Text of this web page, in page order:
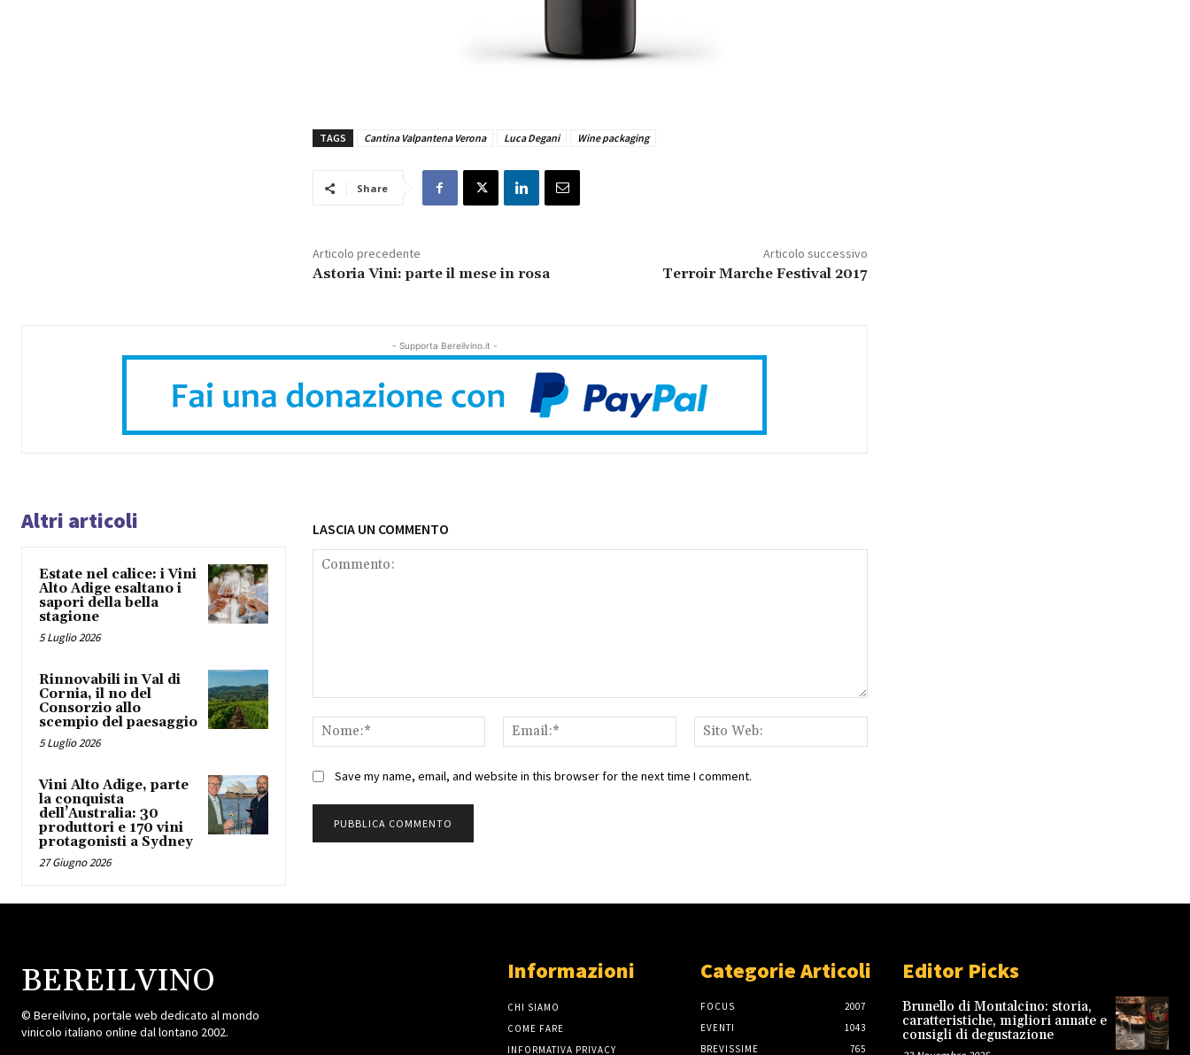
TAGS Cantina Valpantena Verona Luca Degani Wine packaging
Share
Articolo precedente
Astoria Vini: parte il mese in rosa
Articolo successivo
Terroir Marche Festival 2017
- Supporta Bereilvino.it -
Altri articoli
Estate nel calice: i Vini
Alto Adige esaltano i
sapori della bella
stagione
5 Luglio 2026
Rinnovabili in Val di
Cornia, il no del
Consorzio allo
scempio del paesaggio
5 Luglio 2026
Vini Alto Adige, parte
la conquista
dell’Australia: 30
produttori e 170 vini
protagonisti a Sydney
27 Giugno 2026
LASCIA UN COMMENTO
Nome:*
Email:*
Web:
Save my name, email, and website in this browser for the next time I comment.
BEREILVINO
© Bereilvino, portale web dedicato al mondo
vinicolo italiano online dal lontano 2002.
Informazioni
CHI SIAMO
COME FARE
INFORMATIVA PRIVACY
Categorie Articoli
FOCUS
2007
EVENTI
1043
BREVISSIME
765
Editor Picks
Brunello di Montalcino: storia,
caratteristiche, migliori annate e
consigli di degustazione